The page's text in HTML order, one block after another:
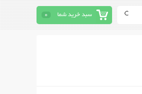
سبد خرید شما 0